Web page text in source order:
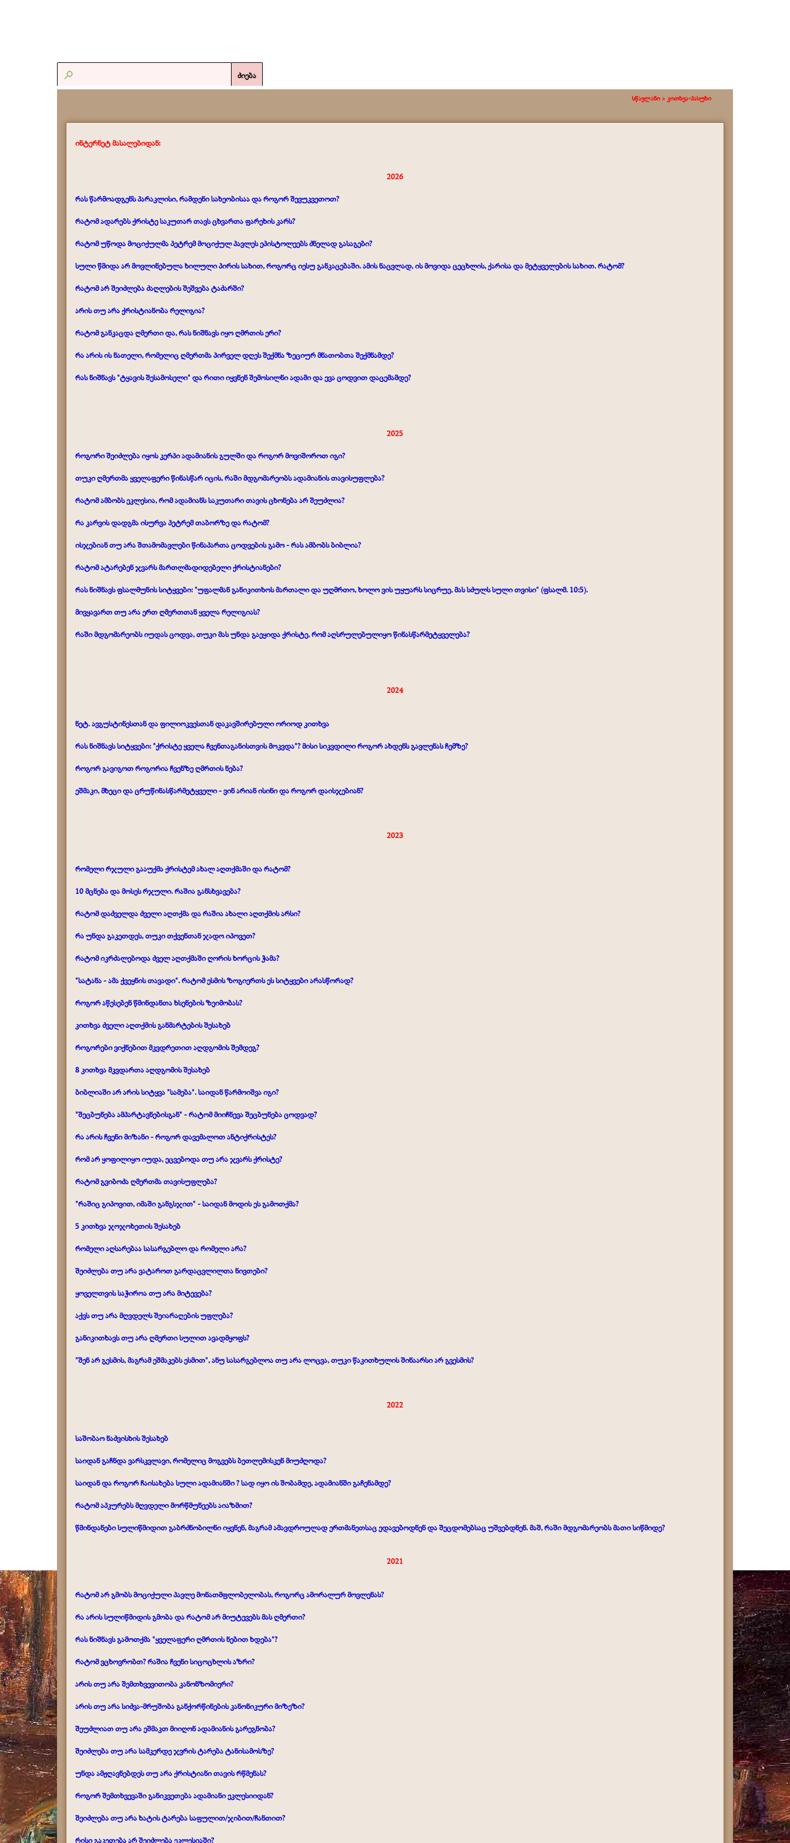
ძიება
სწავლანი > კითხვა-პასუხი
ინტერნეტ მასალებიდან:
2026
რას წარმოადგენს პარაკლისი, რამდენი სახეობისაა და როგორ შევუკვეთოთ?
რატომ ადარებს ქრისტე საკუთარ თავს ცხვართა ფარეხის კარს?
რატომ უწოდა მოციქულმა პეტრემ მოციქულ პავლეს ეპისტოლეებს ძნელად გასაგები?
სული წმიდა არ მოვლინებულა ხილული პირის სახით, როგორც იესუ განკაცებაში. ამის ნაცვლად, ის მოვიდა ცეცხლის, ქარისა და მეტყველების სახით. რატომ?
რატომ არ შეიძლება ძაღლების შეშვება ტაძარში?
არის თუ არა ქრისტიანობა რელიგია?
რატომ განკაცდა ღმერთი და, რას ნიშნავს იყო ღმრთის ერი?
რა არის ის ნათელი,რომელიც ღმერთმა პირველ დღეს შექმნა ზეციურ მნათობთა შექმნამდე?
რას ნიშნავს "ტყავის შესამოსელი" დარითი იყვნენ შემოსილნი ადამი და ევა ცოდვით დაცემამდე?
2025
როგორი შეიძლება იყოს კერპი ადამიანის გულშიდა როგორ მოვიშოროთ იგი?
თუკი ღმერთმა ყველაფერი წინასწარ იცის, რაში მდგომარეობს ადამიანის თავისუფლება?
რატომ ამბობს ეკლესია, რომ ადამიანს საკუთარი თავის ცხონება არ შეუძლია?
რა კარვის დადგმა ისურვა პეტრემ თაბორზე და რატომ?
ისჯებიან თუ არა შთამომავლები წინაპართა ცოდვების გამო - რას ამბობს ბიბლია?
რატომ ატარებენ ჯვარს მართლმადიდებელი ქრისტიანები?
რას ნიშნავს ფსალმუნის სიტყვები: "უფალმან განიკითხოს მართალი და უღმრთო, ხოლო ვის უყუარს სიცრუე, მას სძულს სული თვისი" (ფსალმ. 10:5).
მივყავართ თუ არა ერთ ღმერთთან ყველა რელიგიას?
რაში მდგომარეობს იუდას ცოდვა,თუკი მას უნდა გაეყიდა ქრისტე, რომ აღსრულებულიყო წინასწარმეტყველება?
2024
ნეტ. ავგუსტინესთან და ფილიოკვესთან დაკავშირებული ორიოდ კითხვა
რას ნიშნავს სიტყვები: "ქრისტე ყველა ჩვენთაგანისთვის მოკვდა"?მისი სიკვდილი როგორ ახდენს გავლენას ჩემზე?
როგორ გავიგოთ როგორია ჩვენზე ღმრთის ნება?
ეშმაკი, მხეცი და ცრუწინასწარმეტყველი - ვინ არიან ისინი და როგორ დაისჯებიან?
2023
რომელი რჯული გააუქმა ქრისტემ ახალ აღთქმაში და რატომ?
10 მცნება და მოსეს რჯული. რაშია განსხვავება?
რატომ დაძველდა ძველი აღთქმა და რაშია ახალი აღთქმის არსი?
რა უნდა გაკეთდეს, თუკი თქვენთან ჯადო იპოვეთ?
რატომ იკრძალებოდა ძველ აღთქმაში ღორის ხორცის ჭამა?
"სატანა - ამა ქვეყნის თავადი". რატომ ესმის ზოგიერთს ეს სიტყვები არასწორად?
როგორ აწესებენ წმინდანთა ხსენების ზეიმობას?
კითხვა ძველი აღთქმის განმარტების შესახებ
როგორები ვიქნებით მკვდრეთით აღდგომის შემდეგ?
8 კითხვა მკვდართა აღდგომის შესახებ
ბიბლიაში არ არის სიტყვა "სამება". საიდან წარმოიშვა იგი?
"შეცბუნება ამპარტავნებისგან" - რატომ მიიჩნევა შეცბუნება ცოდვად?
რა არის ჩვენი მიზანი - როგორ დავემალოთ ანტიქრისტეს?
რომ არ ყოფილიყო იუდა, ეცვებოდა თუ არა ჯვარს ქრისტე?
რატომ გვიბოძა ღმერთმა თავისუფლება?
"რაშიც გიპოვით, იმაში განგსჯით" - საიდან მოდის ეს გამოთქმა?
5 კითხვა ჯოჯოხეთის შესახებ
რომელი აღსარებაა სასარგებლო და რომელი არა?
შეიძლება თუ არა ვატაროთ გარდაცვლილთა ნივთები?
ყოველთვის საჭიროა თუ არა მიტევება?
აქვს თუ არა მღვდელს შეიარაღების უფლება?
განიკითხავს თუ არა ღმერთი სულით ავადმყოფს?
"შენ არ გესმის, მაგრამ ეშმაკებს ესმით",ანუსასარგებლოა თუ არა ლოცვა, თუკი წაკითხულის შინაარსი არ გვესმის?
2022
საშობაო ნაძვისხის შესახებ
საიდან გაჩნდა ვარსკვლავი, რომელიც მოგვებს ბეთლემისკენ მიუძღოდა?
საიდან და როგორ ჩაისახება სული ადამიანში ? სად იყო ის შობამდე, ადამიანში გაჩენამდე?
რატომ აპკურებს მღვდელი მორწმუნეებს აიაზმით?
წმინდანები სულიწმიდით გაბრძნობილნი იყვნენ, მაგრამ ამავდროულად ერთმანეთსაც ედავებოდნენ და შეცდომებსაც უშვებდნენ. მაშ, რაში მდგომარეობს მათი სიწმიდე?
2021
რატომ არ გმობს მოციქული პავლე მონათმფლობელობას, როგორც ამორალურ მოვლენას?
რა არის სულიწმიდის გმობა და რატომ არ მიუტევებს მას ღმერთი?
რას ნიშნავს გამოთქმა "ყველაფერი ღმრთის ნებით ხდება"?
რატომ ვცხოვრობთ? რაშია ჩვენი სიცოცხლის აზრი?
არის თუ არა შემთხვევითობა კანონზომიერი?
არის თუ არა სიძვა-მრუშობა განქორწინების კანონიკური მიზეზი?
შეუძლიათ თუ არა ეშმაკთ მიიღონ ადამიანის გარეგნობა?
შეიძლება თუ არა სამკერდე ჯვრის ტარება ტანისამოსზე?
უნდა ამჟღავნებდეს თუ არა ქრისტიანი თავის რწმენას?
როგორ შემთხვევაში განიკვეთება ადამიანი ეკლესიიდან?
შეიძლება თუ არა ხატის ტარება საფულით/ჯიბით/ჩანთით?
რისი გაკეთება არ შეიძლება ეკლესიაში?